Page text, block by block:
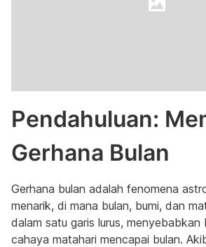
Pendahuluan:
Gerhana Bulan
Gerhana bulan adalah fenomena
menarik, di mana bulan, bumi, dan
dalam satu garis lurus, menyebabkan
cahaya matahari mencapai bulan.